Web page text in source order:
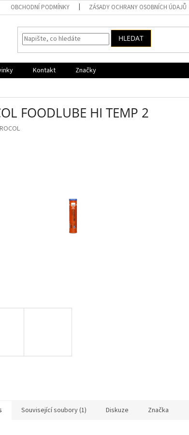
OBCHODNÍ PODMÍNKY ZÁSADY OCHRANY OSOBNÍCH ÚDAJŮ
HLEDAT
Kontakt Značky
FOODLUBE HI TEMP 2
ROCOL
Související soubory (1) Diskuze Značka